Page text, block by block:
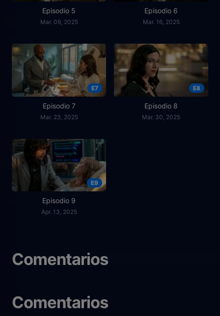
Episodio 5
Mar. 09, 2025
Episodio 6
Mar. 16, 2025
E7
Episodio 7
Mar. 23, 2025
E8
Episodio 8
Mar. 30, 2025
E9
Episodio 9
Apr. 13, 2025
Comentarios
Comentarios